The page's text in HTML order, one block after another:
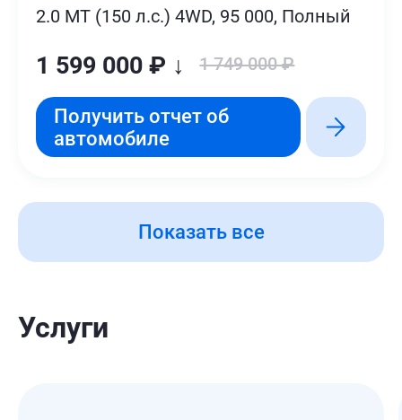
2.0 MT (150 л.с.) 4WD, 95 000, Полный
1 599 000 ₽ ↓ 1 749 000 ₽
Получить отчет об
автомобиле
Показать все
Услуги